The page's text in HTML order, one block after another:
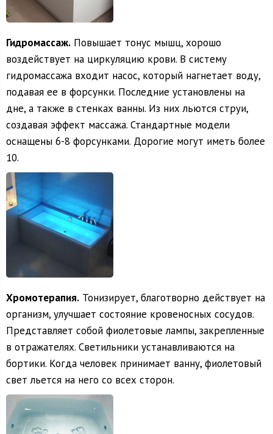
Гидромассаж. Повышает тонус мышц, хорошо
воздействует на циркуляцию крови. В систему
гидромассажа входит насос, который нагнетает воду,
подавая ее в форсунки. Последние установлены на
дне, а также в стенках ванны. Из них льются струи,
создавая эффект массажа. Стандартные модели
оснащены 6-8 форсунками. Дорогие могут иметь более
10.
Хромотерапия. Тонизирует, благотворно действует на
организм, улучшает состояние кровеносных сосудов.
Представляет собой фиолетовые лампы, закрепленные
в отражателях. Светильники устанавливаются на
бортики. Когда человек принимает ванну, фиолетовый
свет льется на него со всех сторон.